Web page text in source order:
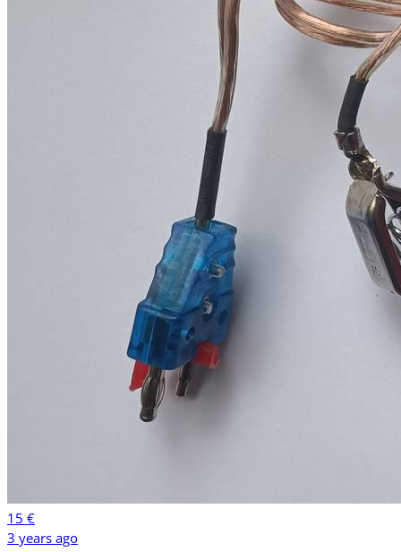
15 €
3 years ago